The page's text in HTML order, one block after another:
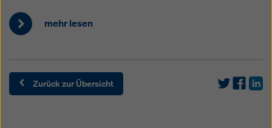
mehr lesen
Zurück zur Übersicht